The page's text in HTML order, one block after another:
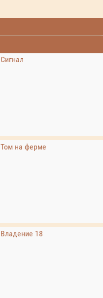
Сигнал
Том на ферме
Владение 18